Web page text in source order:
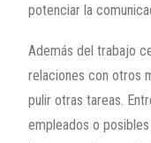
potenciar la
Además del trabajo
relaciones con otros
pulir otras tareas.
empleados o